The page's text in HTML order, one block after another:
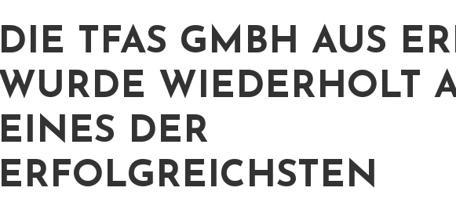
DIE TFAS GMBH AUS
WURDE WIEDERHOLT
EINES DER
ERFOLGREICHSTEN